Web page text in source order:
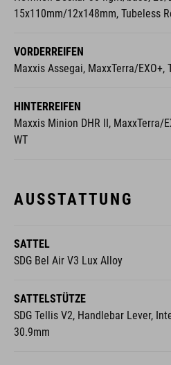
15x110mm/12x148mm, Tubeless
VORDERREIFEN
Maxxis Assegai, MaxxTerra/EXO+,
HINTERREIFEN
Maxxis Minion DHR II, MaxxTerra/
WT
AUSSTATTUNG
SATTEL
SDG Bel Air V3 Lux Alloy
SATTELSTÜTZE
SDG Tellis V2, Handlebar Lever,
30.9mm